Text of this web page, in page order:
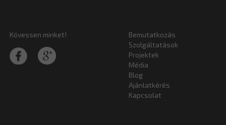
Kövessen minket!
Bemutatkozás
Szolgáltatások
Projektek
Média
Blog
Ajánlatkérés
Kapcsolat